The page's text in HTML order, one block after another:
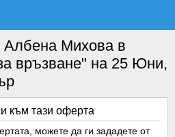
Михова в
връзване" на 25 Юни,
към тази оферта
можете да ги зададете от